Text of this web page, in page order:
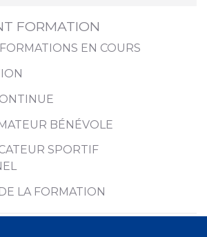
FORMATION
EN COURS
BÉNÉVOLE
SPORTIF
LA FORMATION